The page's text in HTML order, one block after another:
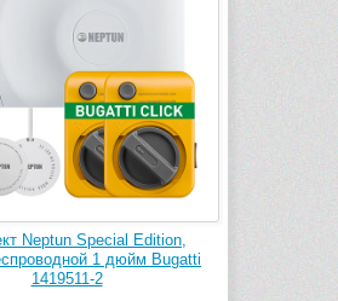
Neptun Special Edition,
1 дюйм Bugatti
1419511-2